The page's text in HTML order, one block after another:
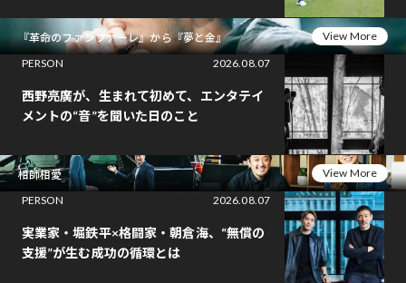
『革命のファンファーレ』から『夢と金』
View More
PERSON
2026.08.07
西野亮廣が、生まれて初めて、エンタテイ
メントの“音”を聞いた日のこと
相師相愛
View More
PERSON
2026.08.07
実業家・堀鉄平×格闘家・朝倉海、“無償の
支援”が生む成功の循環とは